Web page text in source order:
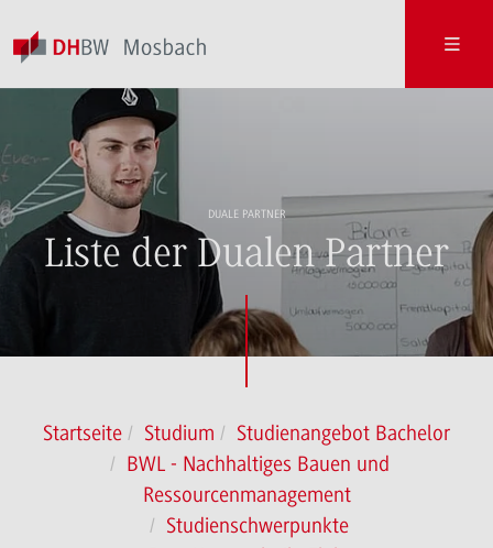
DUALE PARTNER
Liste der Dualen Partner
Startseite Studium
Studienangebot Bachelor
BWL - Nachhaltiges Bauen und
Ressourcenmanagement
Studienschwerpunkte